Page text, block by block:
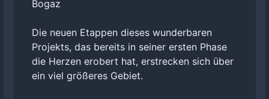
Bogaz
Die neuen Etappen dieses wunderbaren
Projekts, das bereits in seiner ersten Phase
die Herzen erobert hat, erstrecken sich über
ein viel größeres Gebiet.